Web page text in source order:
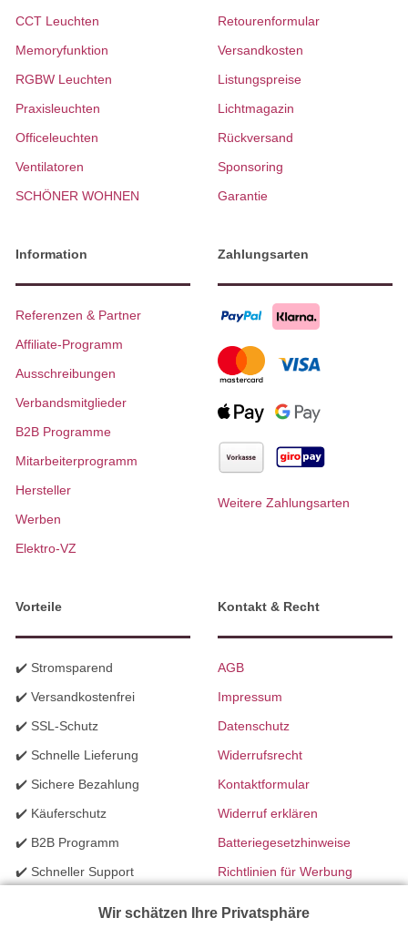
CCT Leuchten
Memoryfunktion
RGBW Leuchten
Praxisleuchten
Officeleuchten
Ventilatoren
SCHÖNER WOHNEN
Retourenformular
Versandkosten
Listungspreise
Lichtmagazin
Rückversand
Sponsoring
Garantie
Information
Referenzen & Partner
Affiliate-Programm
Ausschreibungen
Verbandsmitglieder
B2B Programme
Mitarbeiterprogramm
Hersteller
Werben
Elektro-VZ
Zahlungsarten
Weitere Zahlungsarten
Vorteile
✔️ Stromsparend
✔️ Versandkostenfrei
✔️ SSL-Schutz
✔️ Schnelle Lieferung
✔️ Sichere Bezahlung
✔️ Käuferschutz
✔️ B2B Programm
✔️ Schneller Support
Kontakt & Recht
AGB
Impressum
Datenschutz
Widerrufsrecht
Kontaktformular
Widerruf erklären
Batteriegesetzhinweise
Richtlinien für Werbung
Wir schätzen Ihre Privatsphäre